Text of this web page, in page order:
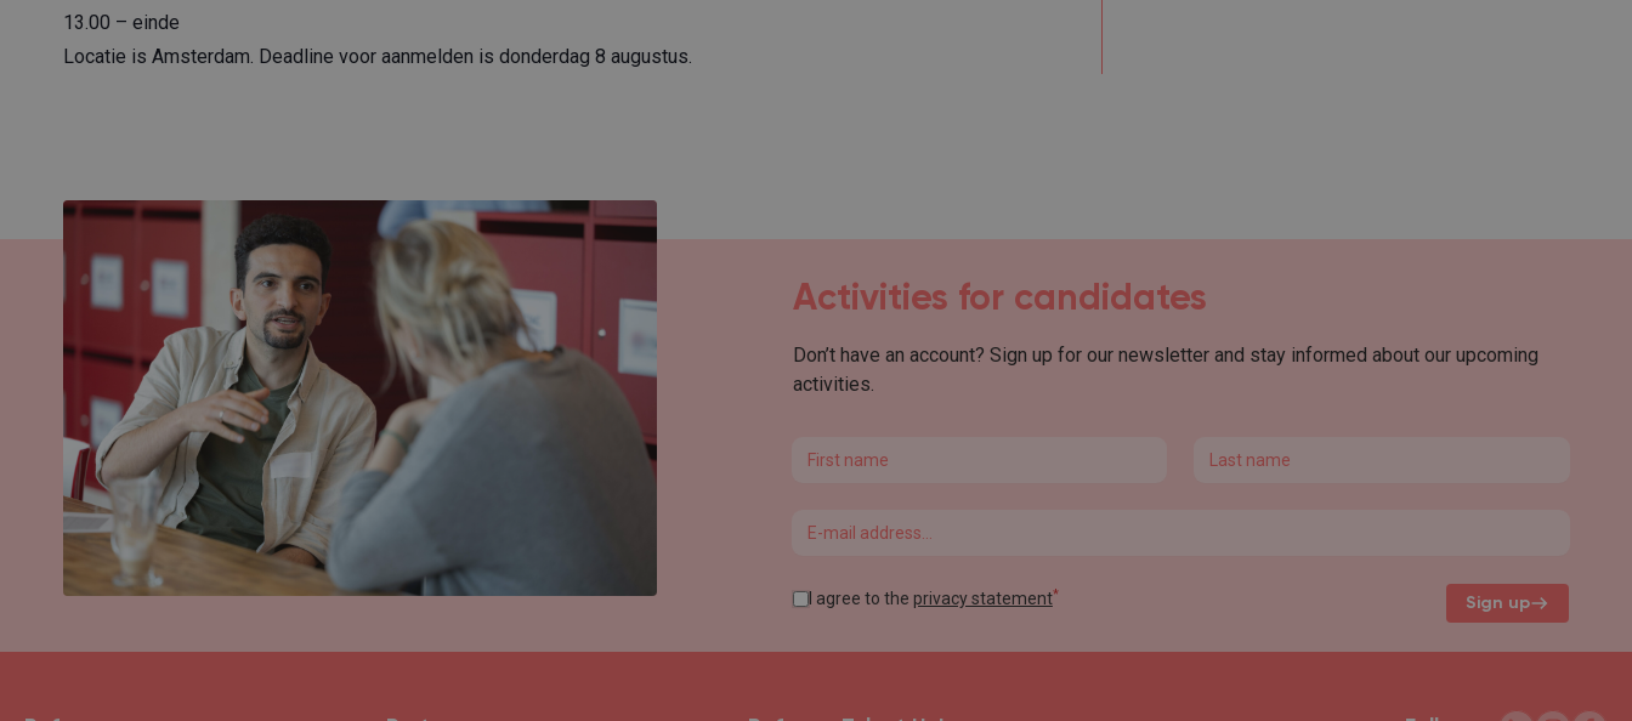
13.00 – einde
Locatie is Amsterdam. Deadline voor aanmelden is donderdag 8 augustus.
Activities for candidates
Don’t have an account? Sign up for our newsletter and stay informed about our upcoming
activities.
First name Last name
Email
I agree to the privacy statement*
Sign up